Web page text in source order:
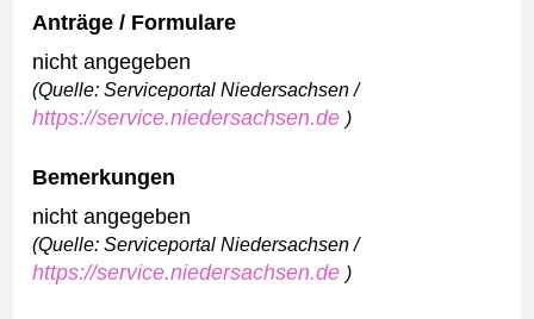
Anträge / Formulare
nicht angegeben
(Quelle: Serviceportal Niedersachsen /
https://service.niedersachsen.de )
Bemerkungen
nicht angegeben
(Quelle: Serviceportal Niedersachsen /
https://service.niedersachsen.de )